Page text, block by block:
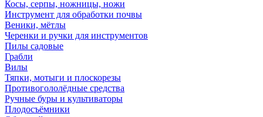
Косы, серпы, ножницы, ножи
Инструмент для обработки почвы
Веники, мётлы
Черенки и ручки для инструментов
Пилы садовые
Грабли
Вилы
Тяпки, мотыги и плоскорезы
Противогололёдные средства
Ручные буры и культиваторы
Плодосъёмники